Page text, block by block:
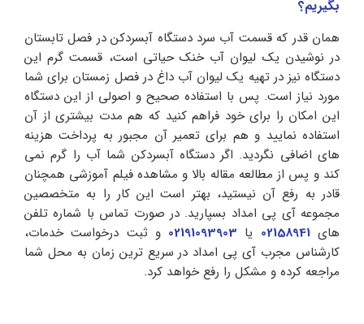
بگیریم؟
همان قدر که قسمت آب سرد دستگاه آبسردکن در فصل تابستان
در نوشیدن یک لیوان آب خنک حیاتی است، قسمت گرم این
دستگاه نیز در تهیه یک لیوان آب داغ در فصل زمستان برای شما
مورد نیاز است. پس با استفاده صحیح و اصولی از این دستگاه
این امکان را برای خود فراهم کنید که هم مدت بیشتری از آن
استفاده نمایید و هم برای تعمیر آن مجبور به پرداخت هزینه
های اضافی نگردید. اگر دستگاه آبسردکن شما آب را گرم نمی
کند و پس از مطالعه مقاله بالا و مشاهده فیلم آموزشی همچنان
قادر به رفع آن نیستید، بهتر است این کار را به متخصصین
مجموعه آی پی امداد بسپارید. در صورت تماس با شماره تلفن
های 02158941 یا 02191093903 و ثبت درخواست خدمات،
کارشناس مجرب آی پی امداد در سریع ترین زمان به محل شما
مراجعه کرده و مشکل را رفع خواهد کرد.